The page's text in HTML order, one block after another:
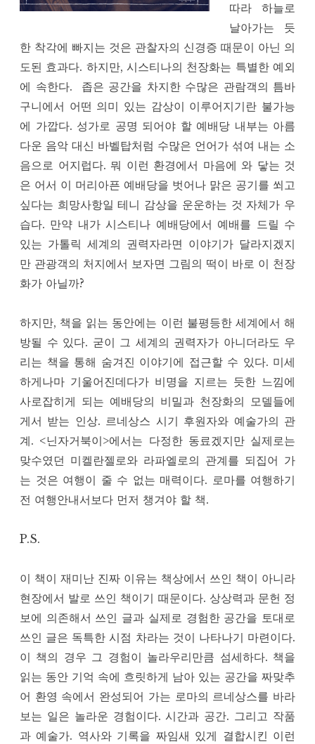
따라 하늘로
날아가는 듯
한 착각에 빠지는 것은 관찰자의 신경증 때문이 아닌 의
도된 효과다. 하지만, 시스티나의 천장화는 특별한 예외
에 속한다. 좁은 공간을 차지한 수많은 관람객의 틈바
구니에서 어떤 의미 있는 감상이 이루어지기란 불가능
에 가깝다. 성가로 공명 되어야 할 예배당 내부는 아름
다운 음악 대신 바벨탑처럼 수많은 언어가 섞여 내는 소
음으로 어지럽다. 뭐 이런 환경에서 마음에 와 닿는 것
은 어서 이 머리아픈 예배당을 벗어나 맑은 공기를 쐬고
싶다는 희망사항일 테니 감상을 운운하는 것 자체가 우
습다. 만약 내가 시스티나 예배당에서 예배를 드릴 수
있는 가톨릭 세계의 권력자라면 이야기가 달라지겠지
만 관광객의 처지에서 보자면 그림의 떡이 바로 이 천장
화가 아닐까?
하지만, 책을 읽는 동안에는 이런 불평등한 세계에서 해
방될 수 있다. 굳이 그 세계의 권력자가 아니더라도 우
리는 책을 통해 숨겨진 이야기에 접근할 수 있다. 미세
하게나마 기울어진데다가 비명을 지르는 듯한 느낌에
사로잡히게 되는 예배당의 비밀과 천장화의 모델들에
게서 받는 인상. 르네상스 시기 후원자와 예술가의 관
계. <닌자거북이>에서는 다정한 동료겠지만 실제로는
맞수였던 미켈란젤로와 라파엘로의 관계를 되집어 가
는 것은 여행이 줄 수 없는 매력이다. 로마를 여행하기
전 여행안내서보다 먼저 챙겨야 할 책.
P.S.
이 책이 재미난 진짜 이유는 책상에서 쓰인 책이 아니라
현장에서 발로 쓰인 책이기 때문이다. 상상력과 문헌 정
보에 의존해서 쓰인 글과 실제로 경험한 공간을 토대로
쓰인 글은 독특한 시점 차라는 것이 나타나기 마련이다.
이 책의 경우 그 경험이 놀라우리만큼 섬세하다. 책을
읽는 동안 기억 속에 흐릿하게 남아 있는 공간을 짜맞추
어 환영 속에서 완성되어 가는 로마의 르네상스를 바라
보는 일은 놀라운 경험이다. 시간과 공간. 그리고 작품
과 예술가. 역사와 기록을 짜임새 있게 결합시킨 이런